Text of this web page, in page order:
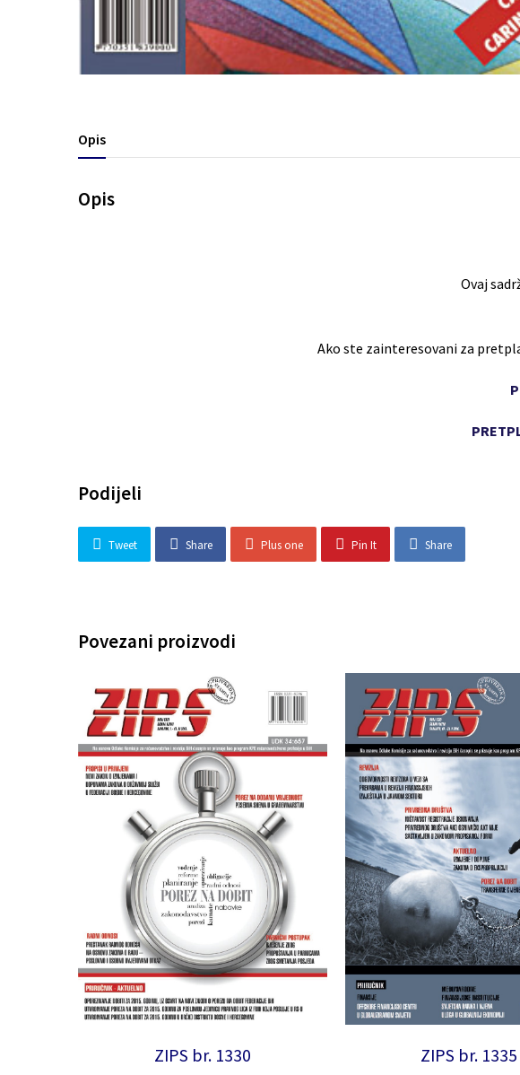
Opis
Opis
Ovaj
Ako ste zainteresovani za
Podijeli
Tweet Share Plus one Pin It Share
Povezani proizvodi
ZIPS br. 1330 ZIPS br. 1335